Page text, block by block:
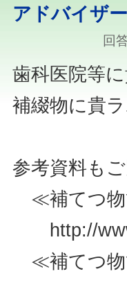
アドバイザー
回
歯科医院等
補綴物に貴
参考資料も
≪補てつ物
http://
≪補てつ物